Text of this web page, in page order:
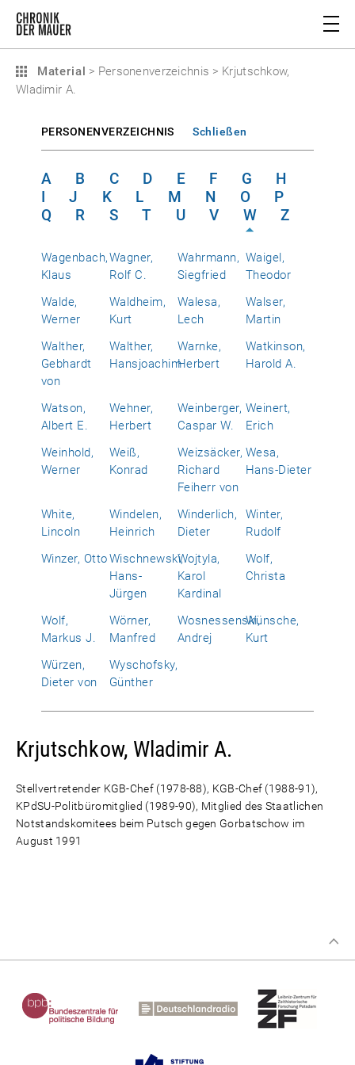
Material > Personenverzeichnis > Krjutschkow,
Wladimir A.
PERSONENVERZEICHNIS Schließen
A B C D E F G
H
I
J K L M N O
P
Q
R S T U V W Z
Wagenbach,
Klaus
Wagner,
Rolf C.
Wahrmann,
Siegfried
Waigel,
Theodor
Walde,
Werner
Waldheim,
Kurt
Walesa,
Lech
Walser,
Martin
Walther,
Gebhardt
von
Walther,
Hansjoachim
Warnke,
Herbert
Watkinson,
Harold A.
Watson,
Albert E.
Wehner,
Herbert
Weinberger,
Caspar W.
Weinert,
Erich
Weinhold,
Werner
Weiß,
Konrad
Weizsäcker,
Richard
Feiherr von
Wesa,
Hans-Dieter
White,
Lincoln
Windelen,
Heinrich
Winderlich,
Dieter
Winter,
Rudolf
Winzer, OttoWischnewski,
Hans-
Jürgen
Wojtyla,
Karol
Kardinal
Wolf,
Christa
Wolf,
Markus J.
Wörner,
Manfred
Wosnessenski,
Andrej
Wünsche,
Kurt
Würzen,
Dieter von
Wyschofsky,
Günther
Krjutschkow, Wladimir A.
Stellvertretender KGB-Chef (1978-88), KGB-Chef (1988-91),
KPdSU-Politbüromitglied (1989-90), Mitglied des Staatlichen
Notstandskomitees beim Putsch gegen Gorbatschow im
August 1991